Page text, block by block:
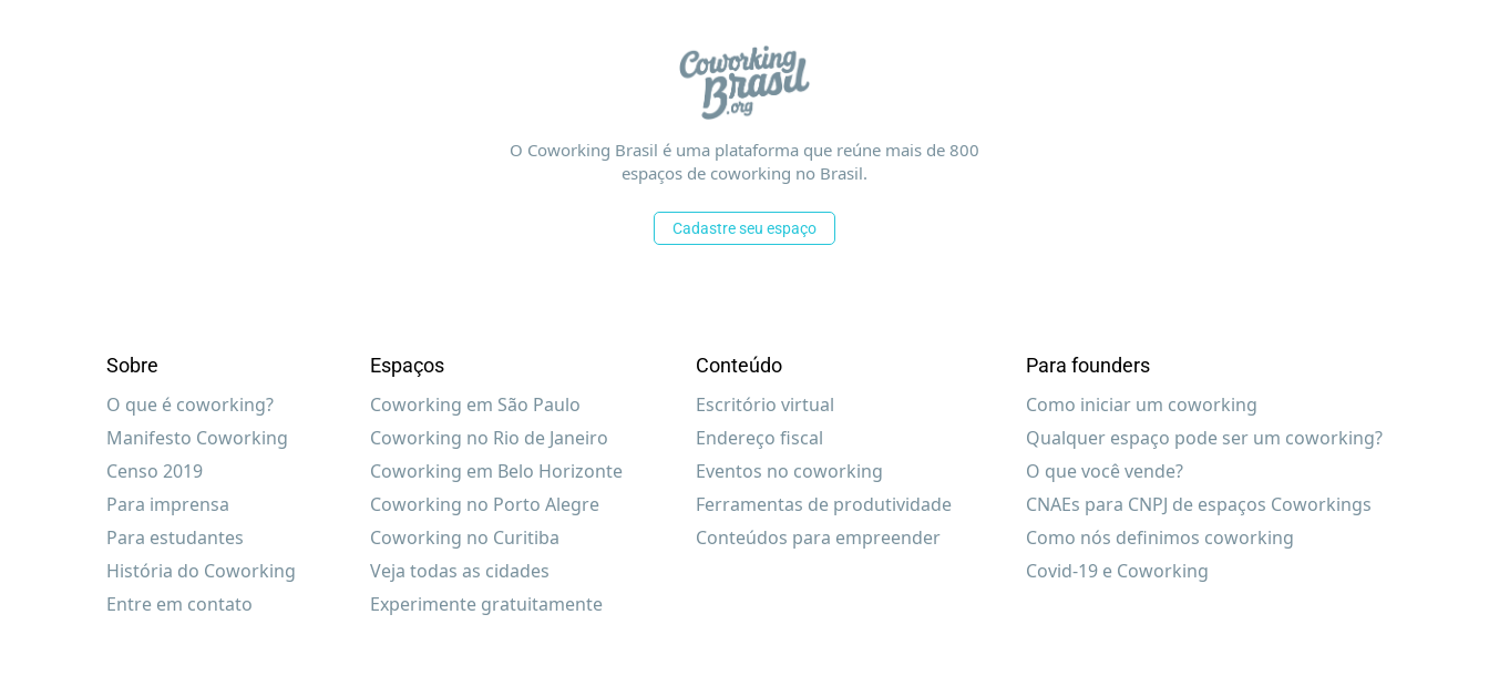
O Coworking Brasil é uma plataforma que reúne mais de 800
espaços de coworking no Brasil.
Cadastre seu espaço
Sobre
O que é coworking?
Manifesto Coworking
Censo 2019
Para imprensa
Para estudantes
História do Coworking
Entre em contato
Espaços
Coworking em São Paulo
Coworking no Rio de Janeiro
Coworking em Belo Horizonte
Coworking no Porto Alegre
Coworking no Curitiba
Veja todas as cidades
Experimente gratuitamente
Conteúdo
Escritório virtual
Endereço fiscal
Eventos no coworking
Ferramentas de produtividade
Conteúdos para empreender
Para founders
Como iniciar um coworking
Qualquer espaço pode ser um coworking?
O que você vende?
CNAEs para CNPJ de espaços Coworkings
Como nós definimos coworking
Covid-19 e Coworking